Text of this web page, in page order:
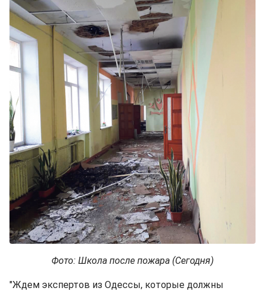
Фото: Школа после пожара (Сегодня)
"Ждем экспертов из Одессы, которые должны